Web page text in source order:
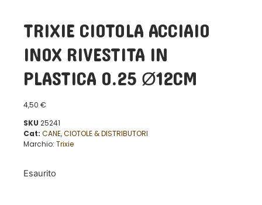
TRIXIE CIOTOLA ACCIAIO
INOX RIVESTITA IN
PLASTICA 0.25 Ø12CM
4,50 €
SKU 25241
Cat: CANE,CIOTOLE & DISTRIBUTORI
Marchio: Trixie
Esaurito